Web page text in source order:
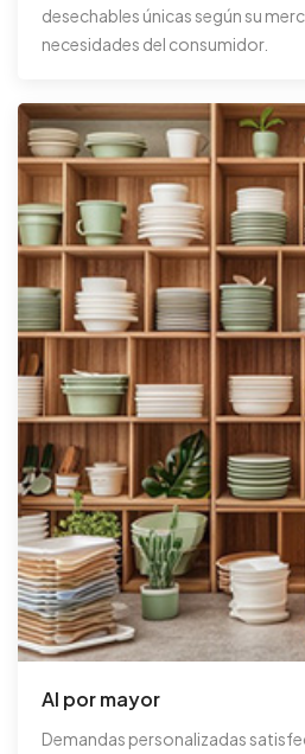
desechables únicas según su
necesidades del consumidor.
Al por mayor
Demandas personalizadas